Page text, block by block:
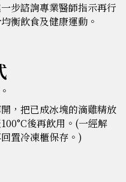
步諮詢專業醫師指示再行
衡飲食及健康運動。
，把已成冰塊的滴雞精放
後再飲用。(一經解
置冷凍櫃保存。)